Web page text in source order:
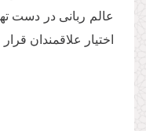
عالم ربانی در دست
اختيار علاقمندان